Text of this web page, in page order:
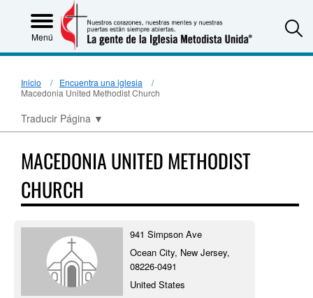
Menú
Inicio
Encuentra una iglesia
Macedonia United Methodist Church
Traducir Página ▼
MACEDONIA UNITED METHODIST
CHURCH
941 Simpson Ave
Ocean City, New Jersey,
08226-0491
United States